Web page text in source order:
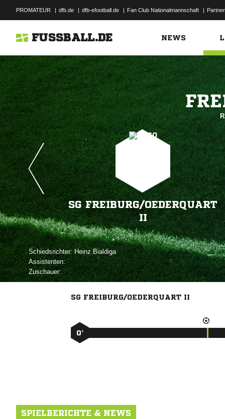
PROMATEUR | dfb.de | dfb-efootball.de | Fan Club Nationalmannschaft | Partner
FUSSBALL.DE NEWS
SG FREIBURG/​OEDERQUART
II
Schiedsrichter: 
Assistenten:
Zuschauer:
SG FREIBURG/OEDERQUART II
0’
SPIELBERICHTE & NEWS